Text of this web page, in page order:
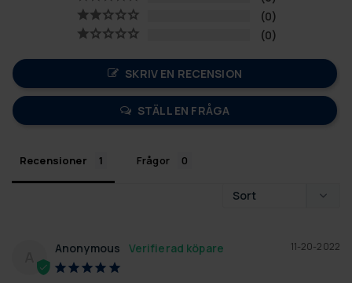
0
0
SKRIV EN RECENSION
STÄLL EN FRÅGA
Recensioner Frågor
11-20-2022
Anonymous